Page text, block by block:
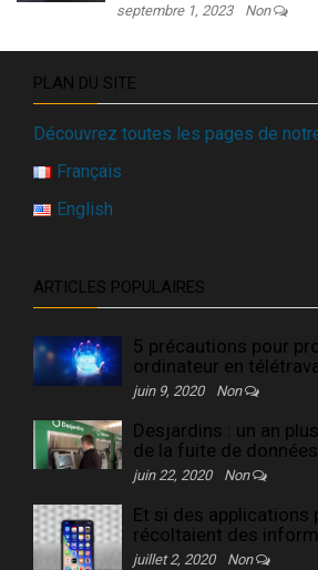
septembre 1, 2023 Non
PLAN DU SITE
Découvrez toutes les pages de
Français
English
ARTICLES POPULAIRES
5 précautions pour
ordinateur en
juin 9, 2020 Non
Desjardins : un an
de la fuite de données
juin 22, 2020 Non
Et si des applications
récoltaient des
juillet 2, 2020 Non